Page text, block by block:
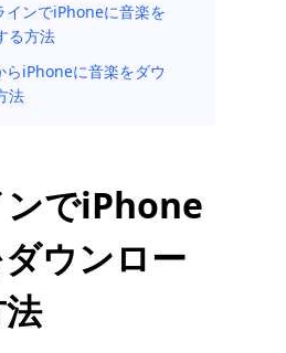
インでiPhoneに音楽を
る方法
らiPhoneに音楽をダウ
法
でiPhone
ウンロー